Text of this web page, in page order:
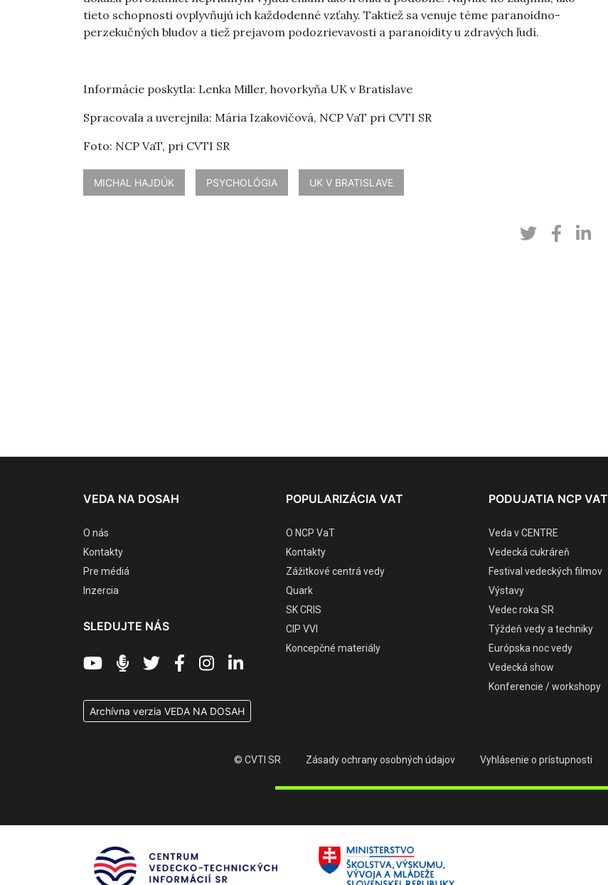
tieto schopnosti ovplyvňujú ich každodenné vzťahy. Taktiež sa venuje téme paranoidno-
perzekučných bludov a tiež prejavom podozrievavosti a paranoidity u zdravých ľudí.
Informácie poskytla: Lenka Miller, hovorkyňa UK v Bratislave
Spracovala a uverejnila: Mária Izakovičová, NCP VaT pri CVTI SR
Foto: NCP VaT, pri CVTI SR
MICHAL HAJDÚK PSYCHOLÓGIA UK V BRATISLAVE
VEDA NA DOSAH
O nás
Kontakty
Pre médiá
Inzercia
SLEDUJTE NÁS
Archívna verzia VEDA NA DOSAH
POPULARIZÁCIA VAT
O NCP VaT
Kontakty
Zážitkové centrá vedy
Quark
SK CRIS
CIP VVI
Koncepčné materiály
PODUJATIA NCP VAT
Veda v CENTRE
Vedecká cukráreň
Festival vedeckých filmov
Výstavy
Vedec roka SR
Týždeň vedy a techniky
Európska noc vedy
Vedecká show
Konferencie / workshopy
© CVTI SR Zásady ochrany osobných údajov Vyhlásenie o prístupnosti